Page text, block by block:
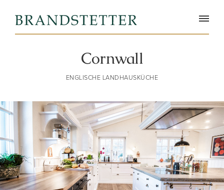
Cornwall
ENGLISCHE LANDHAUSKÜCHE